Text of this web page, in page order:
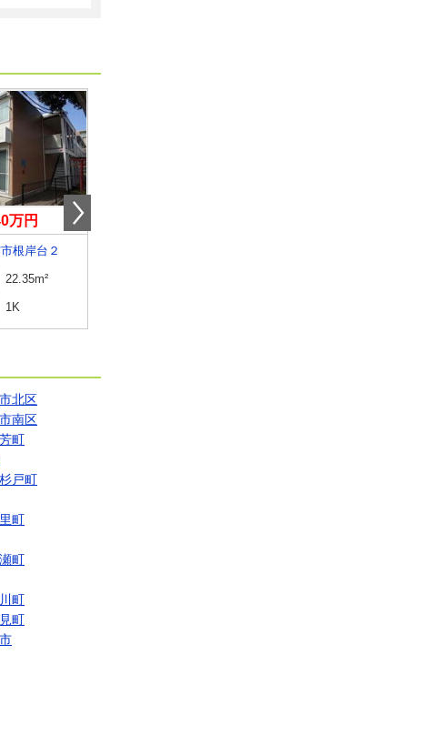
万円
根岸台２
22.35m²
1K
北区
南区
町
戸町
町
町
町
町